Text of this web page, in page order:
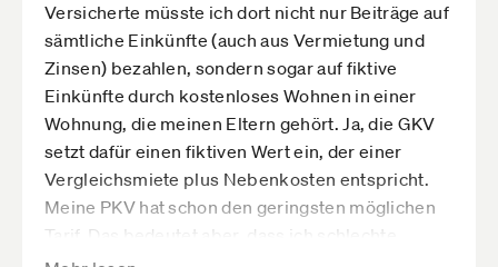
Versicherte müsste ich dort nicht nur Beiträge auf
sämtliche Einkünfte (auch aus Vermietung und
Zinsen) bezahlen, sondern sogar auf fiktive
Einkünfte durch kostenloses Wohnen in einer
Wohnung, die meinen Eltern gehört. Ja, die GKV
setzt dafür einen fiktiven Wert ein, der einer
Vergleichsmiete plus Nebenkosten entspricht.
Meine PKV hat schon den geringsten möglichen
Tarif. Das bedeutet aber, dass ich schlechte